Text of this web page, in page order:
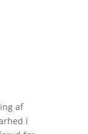
af
i